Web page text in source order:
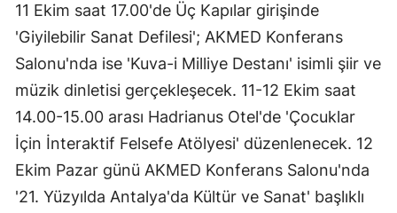
11 Ekim saat 17.00'de Üç Kapılar girişinde
'Giyilebilir Sanat Defilesi'; AKMED Konferans
Salonu'nda ise 'Kuva-i Milliye Destanı' isimli şiir ve
müzik dinletisi gerçekleşecek. 11-12 Ekim saat
14.00-15.00 arası Hadrianus Otel'de 'Çocuklar
İçin İnteraktif Felsefe Atölyesi' düzenlenecek. 12
Ekim Pazar günü AKMED Konferans Salonu'nda
'21. Yüzyılda Antalya'da Kültür ve Sanat' başlıklı